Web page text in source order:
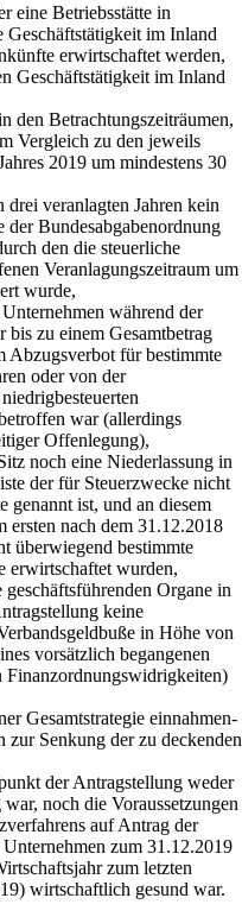
eine Betriebsstätte in
Geschäftstätigkeit im Inland
erwirtschaftet werden,
Geschäftstätigkeit im Inland
den Betrachtungszeiträumen,
Vergleich zu den jeweils
2019 um mindestens 30
veranlagten Jahren kein
der Bundesabgabenordnung
den die steuerliche
Veranlagungszeitraum um
wurde,
während der
bis zu einem Gesamtbetrag
Abzugsverbot für bestimmte
oder von der
war (allerdings
Offenlegung),
noch eine Niederlassung in
der für Steuerzwecke nicht
genannt ist, und an diesem
ersten nach dem 31.12.2018
überwiegend bestimmte
erwirtschaftet wurden,
Organe in
keine
in Höhe von
vorsätzlich begangenen
Finanzordnungswidrigkeiten)
Gesamtstrategie einnahmen-
zur Senkung der zu deckenden
der Antragstellung weder
noch die Voraussetzungen
auf Antrag der
zum 31.12.2019
zum letzten
wirtschaftlich gesund war.